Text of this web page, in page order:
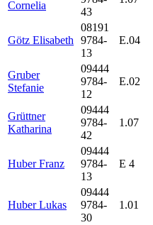
Cornelia
43
Götz Elisabeth
08191
9784-
13
E.04
Gruber
Stefanie
09444
9784-
12
E.02
Grüttner
Katharina
09444
9784-
42
1.07
Huber Franz
09444
9784-
13
E 4
Huber Lukas
09444
9784-
30
1.01